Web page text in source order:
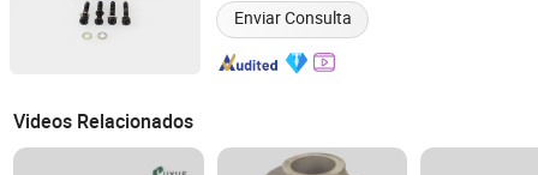
Enviar Consulta
Videos Relacionados